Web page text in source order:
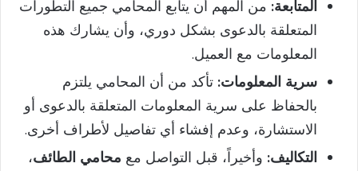
المتابعة: من المهم أن يتابع المحامي جميع التطورات
المتعلقة بالدعوى بشكل دوري، وأن يشارك هذه
المعلومات مع العميل.
سرية المعلومات: تأكد من أن المحامي يلتزم
بالحفاظ على سرية المعلومات المتعلقة بالدعوى أو
الاستشارة، وعدم إفشاء أي تفاصيل لأطراف أخرى.
التكاليف: وأخيراً، قبل التواصل مع محامي الطائف،